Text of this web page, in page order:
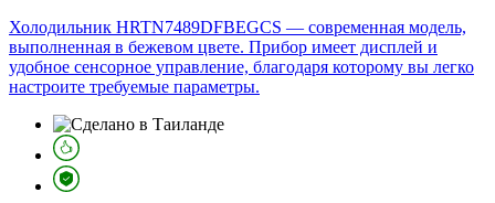
Холодильник HRTN7489DFBEGCS — современная модель,
выполненная в бежевом цвете. Прибор имеет дисплей и
удобное сенсорное управление, благодаря которому вы легко
настроите требуемые параметры.